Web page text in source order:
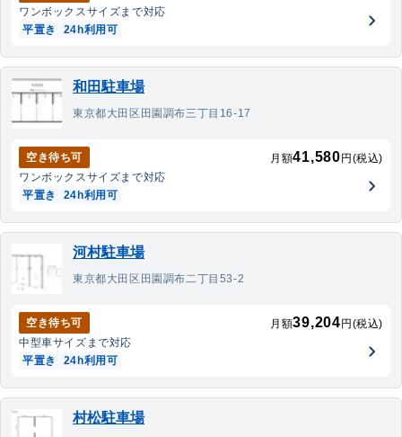
ワンボックスサイズまで対応
平置き
24h利用可
和田駐車場
東京都大田区田園調布三丁目16-17
空き待ち可 月額41,580 円(税込)
ワンボックスサイズまで対応
平置き
24h利用可
河村駐車場
東京都大田区田園調布二丁目53-2
空き待ち可 月額39,204 円(税込)
中型車サイズまで対応
平置き
24h利用可
村松駐車場